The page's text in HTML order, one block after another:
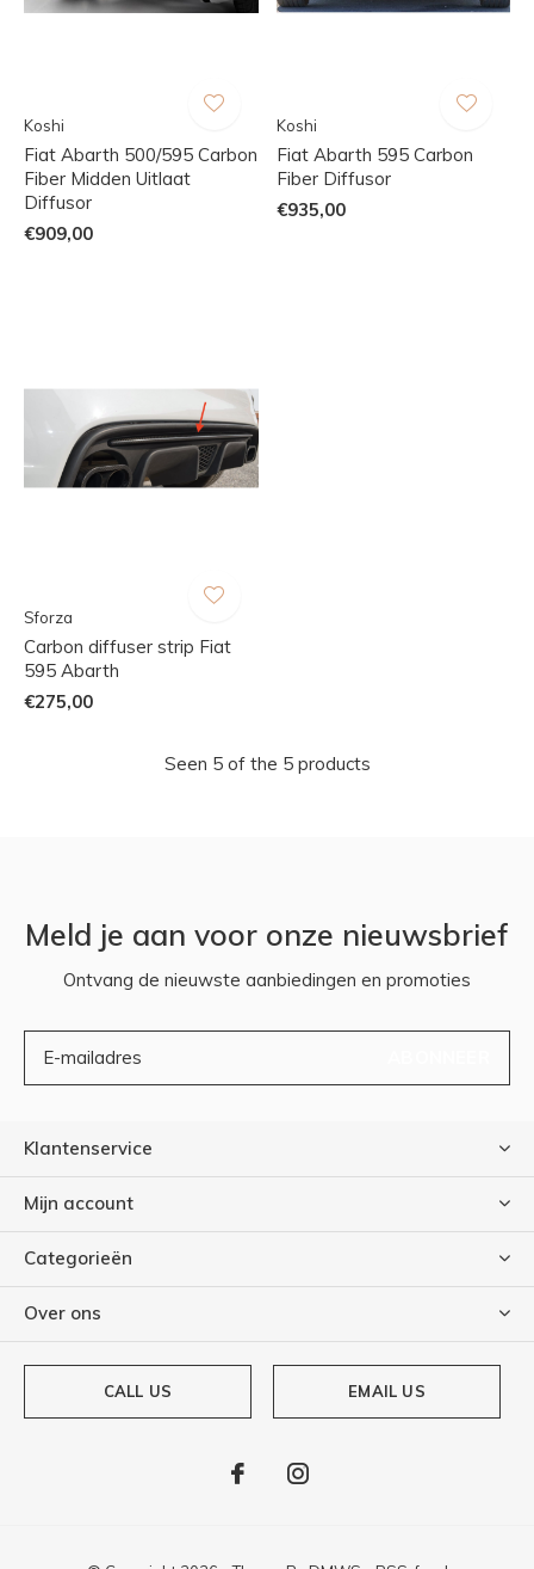
Koshi
Fiat Abarth 500/595 Carbon
Fiber Midden Uitlaat
Diffusor
€909,00
Koshi
Fiat Abarth 595 Carbon
Fiber Diffusor
€935,00
Sforza
Carbon diffuser strip Fiat
595 Abarth
€275,00
Seen 5 of the 5 products
Meld je aan voor onze nieuwsbrief
Ontvang de nieuwste aanbiedingen en promoties
Klantenservice
Mijn account
Categorieën
Over ons
CALL US EMAIL US